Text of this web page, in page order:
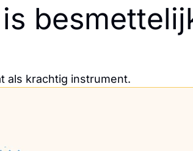
als krachtig instrument.